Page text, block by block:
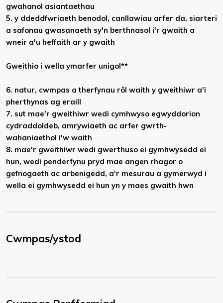
gwahanol asiantaethau
5. y ddeddfwriaeth benodol, canllawiau arfer da, siarteri
a safonau gwasanaeth sy'n berthnasol i'r gwaith a
wneir a'u heffaith ar y gwaith
Gweithio i wella ymarfer unigol**
6. natur, cwmpas a therfynau rôl waith y gweithiwr a'i
pherthynas ag eraill
7. sut mae'r gweithiwr wedi cymhwyso egwyddorion
cydraddoldeb, amrywiaeth ac arfer gwrth-
wahaniaethol i'w waith
8. mae'r gweithiwr wedi gwerthuso ei gymhwysedd ei
hun, wedi penderfynu pryd mae angen rhagor o
gefnogaeth ac arbenigedd, a'r mesurau a gymerwyd i
wella ei gymhwysedd ei hun yn y maes gwaith hwn
Cwmpas/ystod